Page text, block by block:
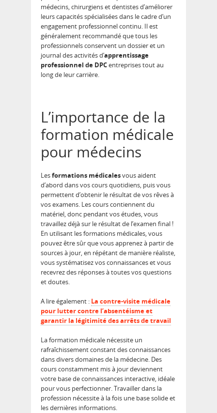
médecins, chirurgiens et dentistes d’améliorer
leurs capacités spécialisées dans le cadre d’un
engagement professionnel continu. Il est
généralement recommandé que tous les
professionnels conservent un dossier et un
journal des activités d’apprentissage
professionnel de DPCentreprises tout au
long de leur carrière.
L’importance de la
formation médicale
pour médecins
Lesformations médicalesvous aident
d’abord dans vos cours quotidiens, puis vous
permettent d’obtenir le résultat de vos rêves à
vos examens. Les cours contiennent du
matériel, donc pendant vos études, vous
travaillez déjà sur le résultat de l’examen final !
En utilisant les formations médicales, vous
pouvez être sûr que vous apprenez à partir de
sources à jour, en répétant de manière réaliste,
vous systématisez vos connaissances et vous
recevrez des réponses à toutes vos questions
et doutes.
A lire également : La contre-visite médicale
pour lutter contre l’absentéisme et
garantir la légitimité des arrêts de travail
La formation médicale nécessite un
rafraîchissement constant des connaissances
dans divers domaines de la médecine. Des
cours constamment mis à jour deviennent
votre base de connaissances interactive, idéale
pour vous perfectionner. Travailler dans la
profession nécessite à la fois une base solide et
les dernières informations.